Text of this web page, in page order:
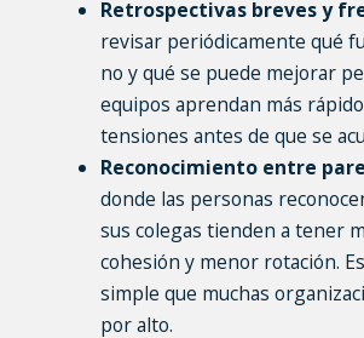
Retrospectivas breves y
revisar periódicamente qué
no y qué se puede mejorar
equipos aprendan más
tensiones antes de que se
Reconocimiento entre
donde las personas
sus colegas tienden a tener
cohesión y menor rotación.
simple que muchas
por alto.